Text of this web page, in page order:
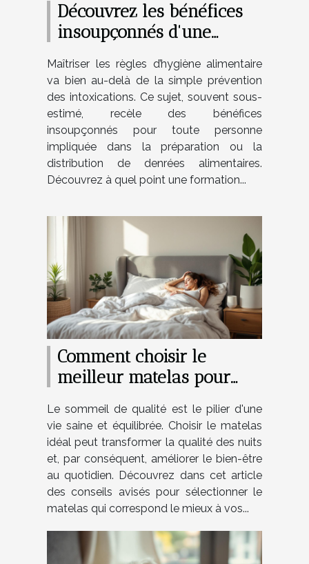
Découvrez les bénéfices
insoupçonnés d'une
alimentaire
Maîtriser les règles d’hygiène alimentaire
va bien au-delà de la simple prévention
des intoxications. Ce sujet, souvent sous-
estimé, recèle des bénéfices
insoupçonnés pour toute personne
impliquée dans la préparation ou la
distribution de denrées alimentaires.
Découvrez à quel point une formation...
Comment choisir le
meilleur matelas pour
quotidien ?
Le sommeil de qualité est le pilier d'une
vie saine et équilibrée. Choisir le matelas
idéal peut transformer la qualité des nuits
et, par conséquent, améliorer le bien-être
au quotidien. Découvrez dans cet article
des conseils avisés pour sélectionner le
matelas qui correspond le mieux à vos...